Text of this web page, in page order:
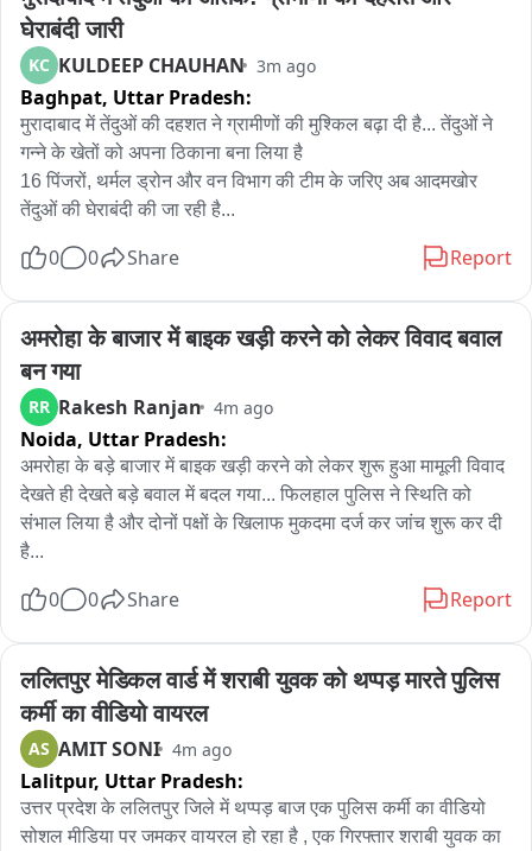
घेराबंदी जारी
KC KULDEEP CHAUHAN 3m ago
Baghpat, Uttar Pradesh:
मुरादाबाद में तेंदुओं की दहशत ने ग्रामीणों की मुश्किल बढ़ा दी है... तेंदुओं ने
गन्ने के खेतों को अपना ठिकाना बना लिया है
16 पिंजरों, थर्मल ड्रोन और वन विभाग की टीम के जरिए अब आदमखोर
तेंदुओं की घेराबंदी की जा रही है...
0 0 Share Report
अमरोहा के बाजार में बाइक खड़ी करने को लेकर विवाद बवाल
बन गया
RR Rakesh Ranjan 4m ago
Noida, Uttar Pradesh:
अमरोहा के बड़े बाजार में बाइक खड़ी करने को लेकर शुरू हुआ मामूली विवाद
देखते ही देखते बड़े बवाल में बदल गया... फिलहाल पुलिस ने स्थिति को
संभाल लिया है और दोनों पक्षों के खिलाफ मुकदमा दर्ज कर जांच शुरू कर दी
है...
0 0 Share Report
ललितपुर मेडिकल वार्ड में शराबी युवक को थप्पड़ मारते पुलिस
कर्मी का वीडियो वायरल
AS AMIT SONI 4m ago
Lalitpur, Uttar Pradesh:
उत्तर प्रदेश के ललितपुर जिले में थप्पड़ बाज एक पुलिस कर्मी का वीडियो
सोशल मीडिया पर जमकर वायरल हो रहा है , एक गिरफ्तार शराबी युवक का